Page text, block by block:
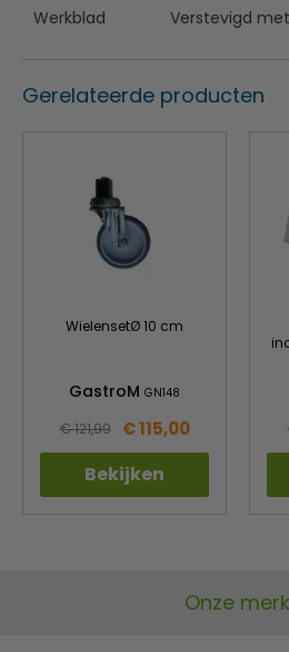
Werkblad
Verstevigd
Gerelateerde producten
WielensetØ 10 cm
GastroM GN148
€ 121,99 € 115,00
Bekijken
Onze